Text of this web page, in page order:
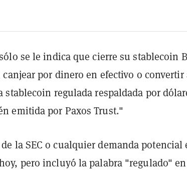
se le indica que cierre su stablecoin
por dinero en efectivo o convertir
stablecoin regulada respaldada por
emitida por Paxos Trust."
la SEC o cualquier demanda potencial
pero incluyó la palabra "regulado"